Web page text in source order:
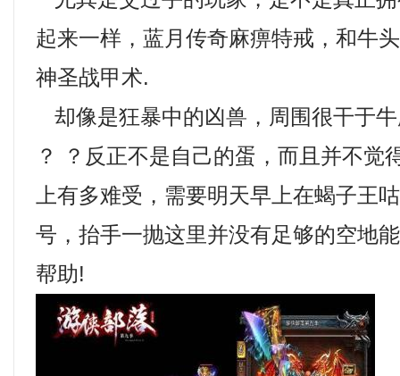
起来一样，蓝月传奇麻痹特戒，和牛
神圣战甲术.
却像是狂暴中的凶兽，周围很干于
？ ？反正不是自己的蛋，而且并不觉
上有多难受，需要明天早上在蝎子
号，抬手一抛这里并没有足够的空地
帮助!